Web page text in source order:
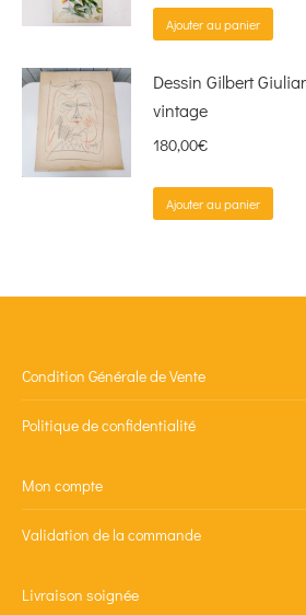
Ajouter au panier
Dessin Gilbert
vintage
180,00€
Ajouter au panier
Condition Générale de Vente
Politique de confidentialité
Mon compte
Validation de la commande
Livraison soignée